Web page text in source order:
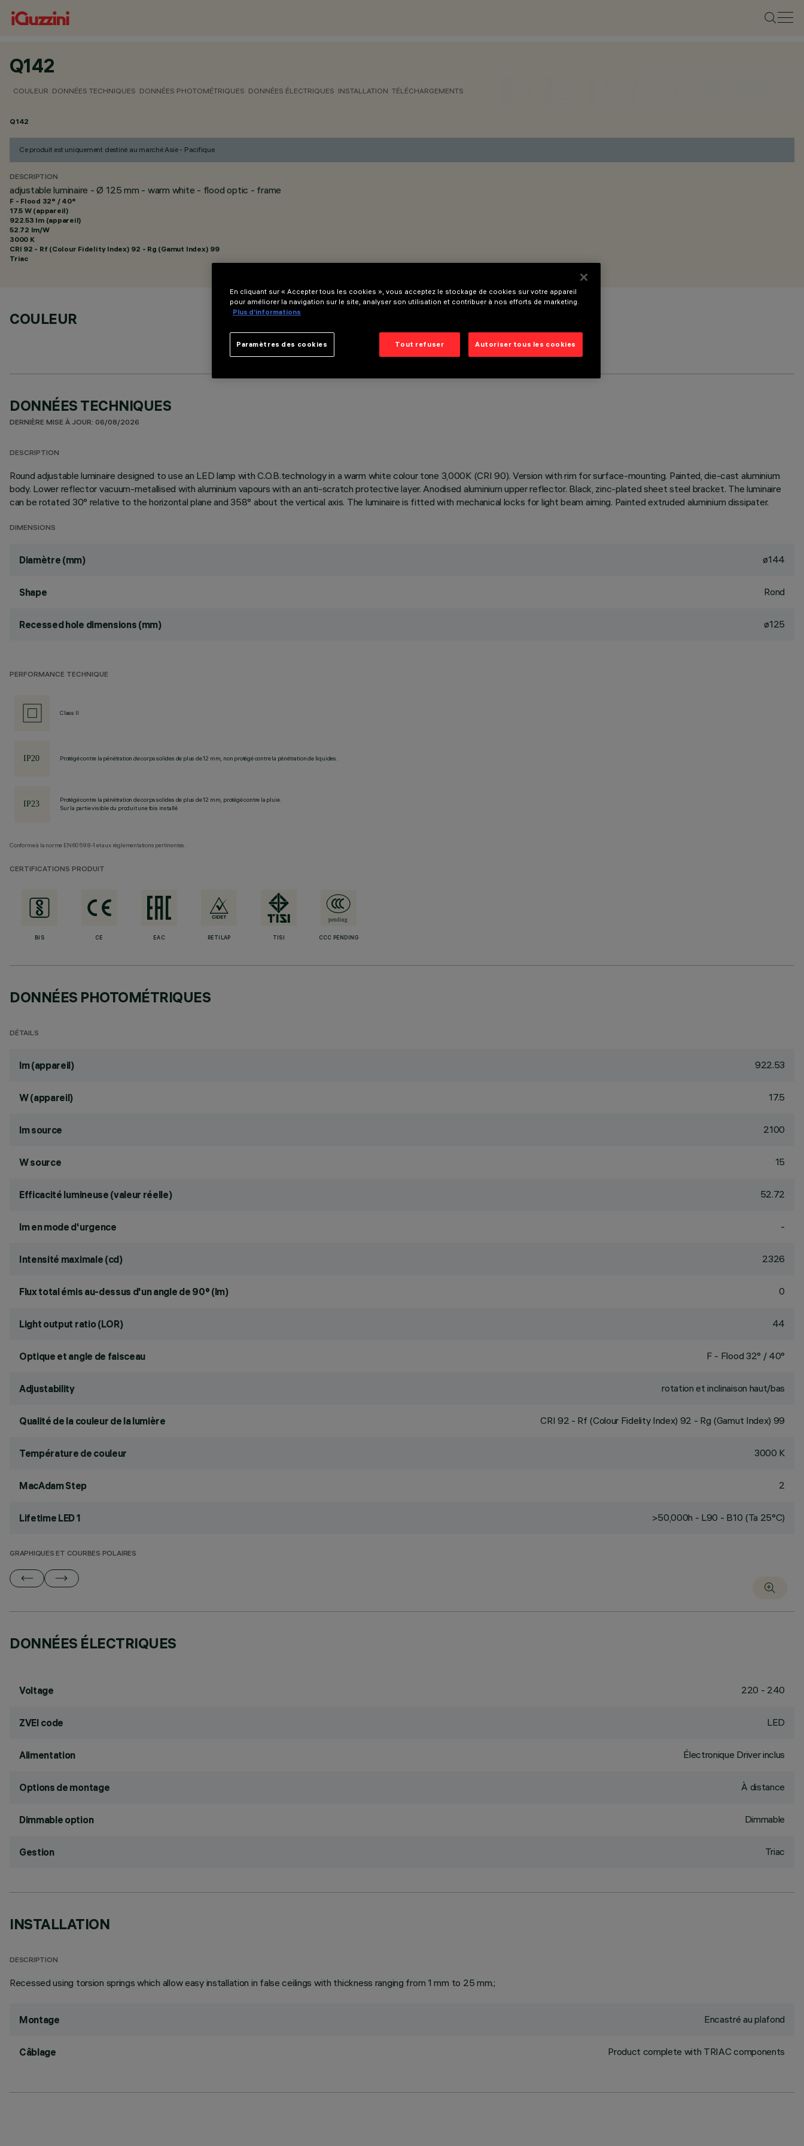
Q142
COULEUR DONNÉES TECHNIQUES DONNÉES PHOTOMÉTRIQUES DONNÉES ÉLECTRIQUES INSTALLATION TÉLÉCHARGEMENTS
Q142
Ce produit est uniquement destiné au marché Asie - Pacifique
DESCRIPTION
adjustable luminaire - Ø 125 mm - warm white - flood optic - frame
F - Flood 32° / 40°
17.5 W (appareil)
922.53 lm (appareil)
52.72 lm/W
3000 K
CRI 92 - Rf (Colour Fidelity Index) 92 - Rg (Gamut Index) 99
Triac
COULEUR
DONNÉES TECHNIQUES
DERNIÈRE MISE À JOUR: 06/08/2026
DESCRIPTION
Round adjustable luminaire designed to use an LED lamp with C.O.B.technology in a warm white colour tone 3,000K (CRI 90). Version with rim for surface-mounting. Painted, die-cast aluminium
body. Lower reflector vacuum-metallised with aluminium vapours with an anti-scratch protective layer. Anodised aluminium upper reflector. Black, zinc-plated sheet steel bracket. The luminaire
can be rotated 30° relative to the horizontal plane and 358° about the vertical axis. The luminaire is fitted with mechanical locks for light beam aiming. Painted extruded aluminium dissipater.
DIMENSIONS
Diamètre (mm) ø144
Shape Rond
Recessed hole dimensions (mm) ø125
PERFORMANCE TECHNIQUE
Class II
Protégé contre la pénétration de corps solides de plus de 12 mm, non protégé contre la pénétration de liquides.
Protégé contre la pénétration de corps solides de plus de 12 mm, protégé contre la pluie.
Sur la partie visible du produit une fois installé
Conforme à la norme EN60598-1 et aux réglementations pertinentes.
CERTIFICATIONS PRODUIT
BIS CE EAC RETILAP TISI CCC PENDING
DONNÉES PHOTOMÉTRIQUES
DÉTAILS
lm (appareil) 922.53
W (appareil) 17.5
lm source 2100
W source 15
Efficacité lumineuse (valeur réelle) 52.72
lm en mode d'urgence -
Intensité maximale (cd) 2326
Flux total émis au-dessus d'un angle de 90° (lm) 0
Light output ratio (LOR) 44
Optique et angle de faisceau F - Flood 32° / 40°
Adjustability rotation et inclinaison haut/bas
Qualité de la couleur de la lumière CRI 92 - Rf (Colour Fidelity Index) 92 - Rg (Gamut Index) 99
Température de couleur 3000 K
MacAdam Step 2
Lifetime LED 1 >50,000h - L90 - B10 (Ta 25°C)
GRAPHIQUES ET COURBES POLAIRES
DONNÉES ÉLECTRIQUES
Voltage 220 - 240
ZVEI code LED
Alimentation Électronique Driver inclus
Options de montage À distance
Dimmable option Dimmable
Gestion Triac
INSTALLATION
DESCRIPTION
Recessed using torsion springs which allow easy installation in false ceilings with thickness ranging from 1 mm to 25 mm.;
Montage Encastré au plafond
Câblage Product complete with TRIAC components
En cliquant sur « Accepter tous les cookies », vous acceptez le stockage de cookies sur votre appareil
pour améliorer la navigation sur le site, analyser son utilisation et contribuer à nos efforts de marketing.
Plus d’informations
Tout refuser Autoriser tous les cookies
Paramètres des cookies